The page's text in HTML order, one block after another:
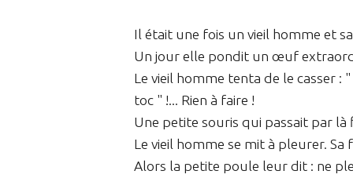
Il était une fois un vieil homme et
Un jour elle pondit un œuf
Le vieil homme tenta de le casser :
toc " !... Rien à faire !
Une petite souris qui passait par
Le vieil homme se mit à pleurer. Sa
Alors la petite poule leur dit : ne